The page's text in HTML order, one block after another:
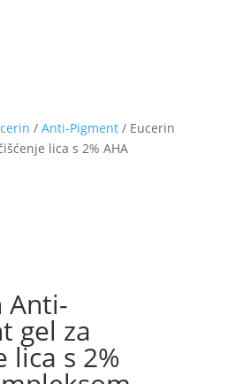
/ Anti-Pigment/ Eucerin
lica s 2% AHA
Anti-
gel za
lica s 2%